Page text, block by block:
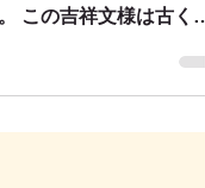
のすこやかな成長を祝
、身に付けたり、飾っ